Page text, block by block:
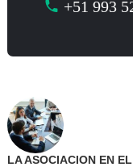
+51 993
LA ASOCIACION EN